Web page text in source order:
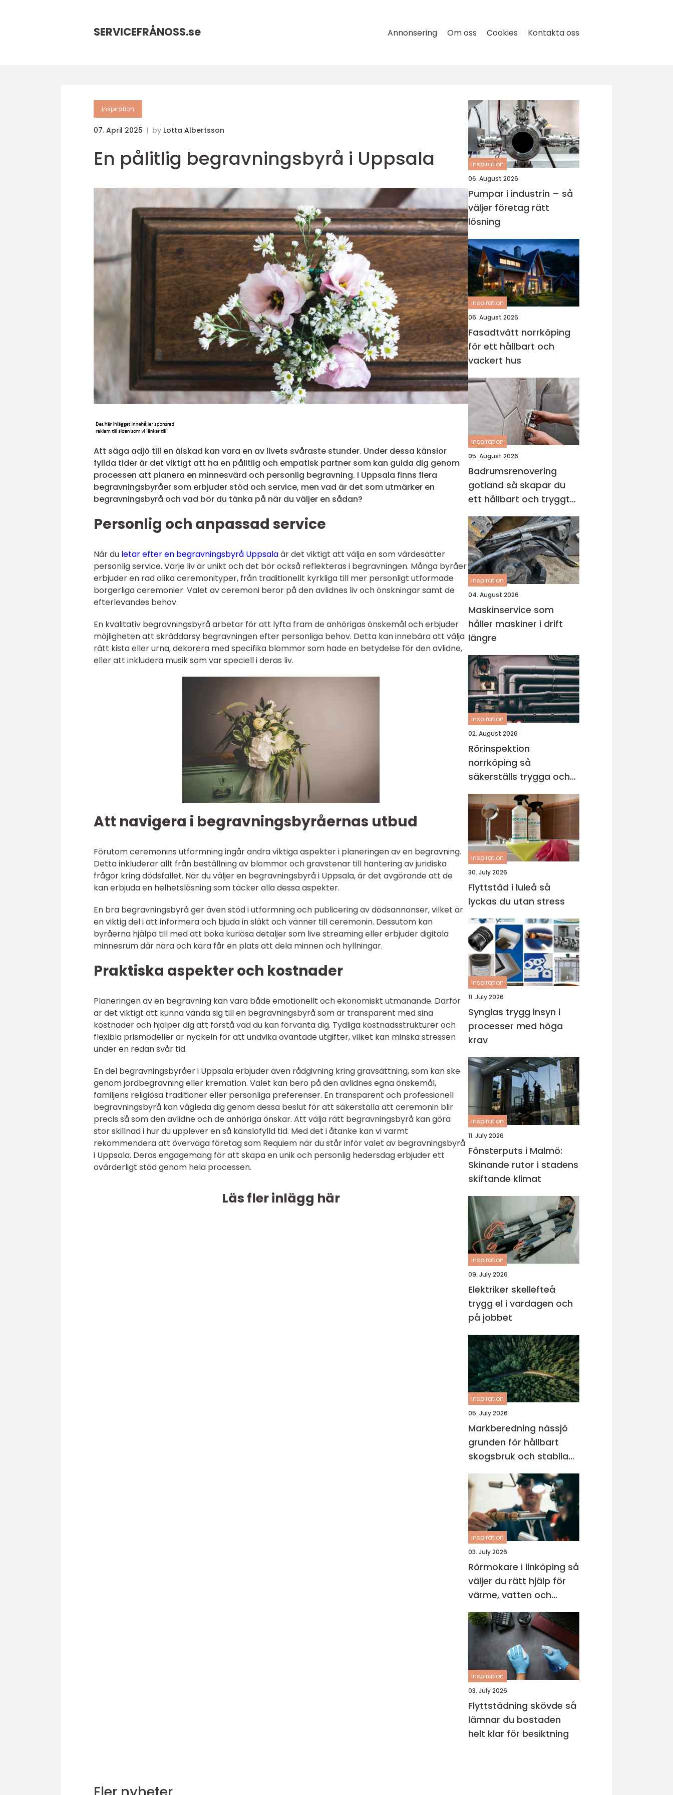
SERVICEFRÅNOSS.se Annonsering Om oss Cookies Kontakta oss
inspiration
07. April 2025 by Lotta Albertsson
En pålitlig begravningsbyrå i Uppsala
Att säga adjö till en älskad kan vara en av livets svåraste stunder. Under dessa känslor
fyllda tider är det viktigt att ha en pålitlig och empatisk partner som kan guida dig genom
processen att planera en minnesvärd och personlig begravning. I Uppsala finns flera
begravningsbyråer som erbjuder stöd och service, men vad är det som utmärker en
begravningsbyrå och vad bör du tänka på när du väljer en sådan?
Personlig och anpassad service
När du letar efter en begravningsbyrå Uppsalaär det viktigt att välja en som värdesätter
personlig service. Varje liv är unikt och det bör också reflekteras i begravningen. Många byråer
erbjuder en rad olika ceremonityper, från traditionellt kyrkliga till mer personligt utformade
borgerliga ceremonier. Valet av ceremoni beror på den avlidnes liv och önskningar samt de
efterlevandes behov.
En kvalitativ begravningsbyrå arbetar för att lyfta fram de anhörigas önskemål och erbjuder
möjligheten att skräddarsy begravningen efter personliga behov. Detta kan innebära att välja
rätt kista eller urna, dekorera med specifika blommor som hade en betydelse för den avlidne,
eller att inkludera musik som var speciell i deras liv.
Att navigera i begravningsbyråernas utbud
Förutom ceremonins utformning ingår andra viktiga aspekter i planeringen av en begravning.
Detta inkluderar allt från beställning av blommor och gravstenar till hantering av juridiska
frågor kring dödsfallet. När du väljer en begravningsbyrå i Uppsala, är det avgörande att de
kan erbjuda en helhetslösning som täcker alla dessa aspekter.
En bra begravningsbyrå ger även stöd i utformning och publicering av dödsannonser, vilket är
en viktig del i att informera och bjuda in släkt och vänner till ceremonin. Dessutom kan
byråerna hjälpa till med att boka kuriösa detaljer som live streaming eller erbjuder digitala
minnesrum där nära och kära får en plats att dela minnen och hyllningar.
Praktiska aspekter och kostnader
Planeringen av en begravning kan vara både emotionellt och ekonomiskt utmanande. Därför
är det viktigt att kunna vända sig till en begravningsbyrå som är transparent med sina
kostnader och hjälper dig att förstå vad du kan förvänta dig. Tydliga kostnadsstrukturer och
flexibla prismodeller är nyckeln för att undvika oväntade utgifter, vilket kan minska stressen
under en redan svår tid.
En del begravningsbyråer i Uppsala erbjuder även rådgivning kring gravsättning, som kan ske
genom jordbegravning eller kremation. Valet kan bero på den avlidnes egna önskemål,
familjens religiösa traditioner eller personliga preferenser. En transparent och professionell
begravningsbyrå kan vägleda dig genom dessa beslut för att säkerställa att ceremonin blir
precis så som den avlidne och de anhöriga önskar. Att välja rätt begravningsbyrå kan göra
stor skillnad i hur du upplever en så känslofylld tid. Med det i åtanke kan vi varmt
rekommendera att överväga företag som Requiem när du står inför valet av begravningsbyrå
i Uppsala. Deras engagemang för att skapa en unik och personlig hedersdag erbjuder ett
ovärderligt stöd genom hela processen.
Läs fler inlägg här
inspiration
06. August 2026
Pumpar i industrin – så
väljer företag rätt
lösning
inspiration
06. August 2026
Fasadtvätt norrköping
för ett hållbart och
vackert hus
inspiration
05. August 2026
Badrumsrenovering
gotland så skapar du
ett hållbart och tryggt
badrum
inspiration
04. August 2026
Maskinservice som
håller maskiner i drift
längre
inspiration
02. August 2026
Rörinspektion
norrköping så
säkerställs trygga och
hållbara avloppssystem
inspiration
30. July 2026
Flyttstäd i luleå så
lyckas du utan stress
inspiration
11. July 2026
Synglas trygg insyn i
processer med höga
krav
inspiration
11. July 2026
Fönsterputs i Malmö:
Skinande rutor i stadens
skiftande klimat
inspiration
09. July 2026
Elektriker skellefteå
trygg el i vardagen och
på jobbet
inspiration
05. July 2026
Markberedning nässjö
grunden för hållbart
skogsbruk och stabila
markprojekt
inspiration
03. July 2026
Rörmokare i linköping så
väljer du rätt hjälp för
värme, vatten och
avlopp
inspiration
03. July 2026
Flyttstädning skövde så
lämnar du bostaden
helt klar för besiktning